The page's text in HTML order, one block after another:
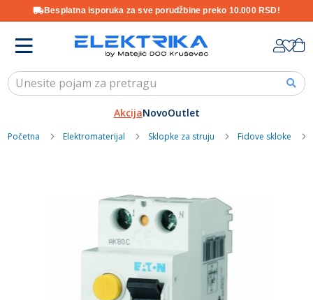
Besplatna isporuka za sve porudžbine preko 10.000 RSD!
Content
AkcijaNovoOutlet
Početna Elektromaterijal Sklopke za struju Fidove skloke